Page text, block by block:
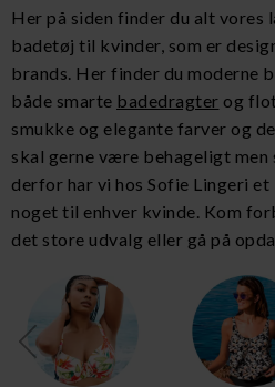
Her på siden finder du alt
badetøj til kvinder, som er
brands. Her finder du moderne
både smarte badedragter og
smukke og elegante farver og
skal gerne være behageligt
derfor har vi hos Sofie Lingeri
noget til enhver kvinde. Kom
det store udvalg eller gå på